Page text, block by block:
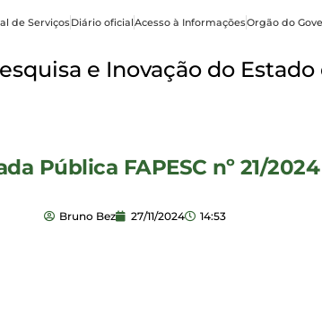
de ServiçosDiário oficialAcesso à InformaçõesOrgão do
e Inovação do
Pública FAPESC nº 21/
Bruno Bez 27/11/2024 14:53